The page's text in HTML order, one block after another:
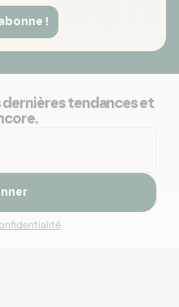
!
dernières tendances et